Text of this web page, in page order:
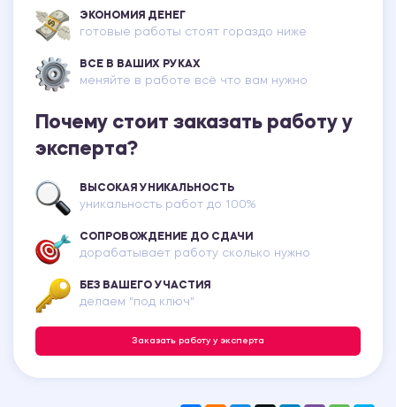
ЭКОНОМИЯ ДЕНЕГ
готовые работы стоят гораздо ниже
ВСЕ В ВАШИХ РУКАХ
меняйте в работе всё что вам нужно
Почему стоит заказать работу у
эксперта?
ВЫСОКАЯ УНИКАЛЬНОСТЬ
уникальность работ до 100%
СОПРОВОЖДЕНИЕ ДО СДАЧИ
дорабатывает работу сколько нужно
БЕЗ ВАШЕГО УЧАСТИЯ
делаем "под ключ"
Заказать работу у эксперта